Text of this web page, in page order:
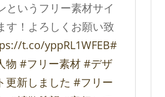
というフリー素材サイ
す！よろしくお願い致
t.co/yppRL1WFEB#
物 #フリー素材 #デザ
更新しました #フリー